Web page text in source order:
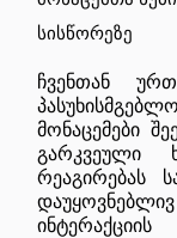
სისწორეზე
ჩვენთან
მონაცემები
გარკვეული
რეაგირებას